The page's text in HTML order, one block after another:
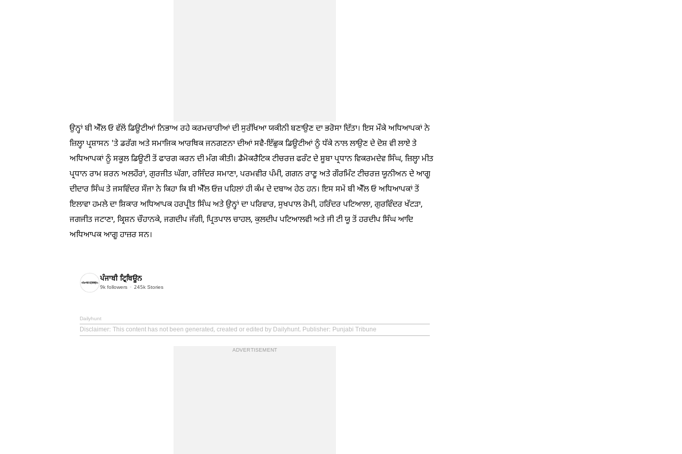
ਉਨ੍ਹਾਂ ਬੀ ਐੱਲ ਓ ਵੱਲੋਂ ਡਿਊਟੀਆਂ ਨਿਭਾਅ ਰਹੇ ਕਰਮਚਾਰੀਆਂ ਦੀ ਸੁਰੱਖਿਆ ਯਕੀਨੀ ਬਣਾਉਣ ਦਾ ਭਰੋਸਾ ਦਿੱਤਾ। ਇਸ ਮੌਕੇ ਅਧਿਆਪਕਾਂ ਨੇ
ਜ਼ਿਲ੍ਹਾ ਪ੍ਰਸ਼ਾਸਨ 'ਤੇ ਡਰੱਗ ਅਤੇ ਸਮਾਜਿਕ ਆਰਥਿਕ ਜਨਗਣਨਾ ਦੀਆਂ ਸਵੈ-ਇੱਛੁਕ ਡਿਊਟੀਆਂ ਨੂੰ ਧੱਕੇ ਨਾਲ ਲਾਉਣ ਦੇ ਦੋਸ਼ ਵੀ ਲਾਏ ਤੇ
ਅਧਿਆਪਕਾਂ ਨੂੰ ਸਕੂਲ ਡਿਊਟੀ ਤੋਂ ਫਾਰਗ ਕਰਨ ਦੀ ਮੰਗ ਕੀਤੀ। ਡੈਮੋਕਰੈਟਿਕ ਟੀਚਰਜ਼ ਫਰੰਟ ਦੇ ਸੂਬਾ ਪ੍ਰਧਾਨ ਵਿਕਰਮਦੇਵ ਸਿੰਘ, ਜ਼ਿਲ੍ਹਾ ਮੀਤ
ਪ੍ਰਧਾਨ ਰਾਮ ਸ਼ਰਨ ਅਲਹੌਰਾਂ, ਗੁਰਜੀਤ ਘੱਗਾ, ਰਜਿੰਦਰ ਸਮਾਣਾ, ਪਰਮਵੀਰ ਪੰਮੀ, ਗਗਨ ਰਾਣੂ ਅਤੇ ਗੌਰਮਿੰਟ ਟੀਚਰਜ਼ ਯੂਨੀਅਨ ਦੇ ਆਗੂ
ਦੀਦਾਰ ਸਿੰਘ ਤੇ ਜਸਵਿੰਦਰ ਸੌਜਾ ਨੇ ਕਿਹਾ ਕਿ ਬੀ ਐੱਲ ਓਜ਼ ਪਹਿਲਾਂ ਹੀ ਕੰਮ ਦੇ ਦਬਾਅ ਹੇਠ ਹਨ। ਇਸ ਸਮੇਂ ਬੀ ਐੱਲ ਓ ਅਧਿਆਪਕਾਂ ਤੋਂ
ਇਲਾਵਾ ਹਮਲੇ ਦਾ ਸ਼ਿਕਾਰ ਅਧਿਆਪਕ ਹਰਪ੍ਰੀਤ ਸਿੰਘ ਅਤੇ ਉਨ੍ਹਾਂ ਦਾ ਪਰਿਵਾਰ, ਸੁਖਪਾਲ ਰੋਮੀ, ਹਰਿੰਦਰ ਪਟਿਆਲਾ, ਗੁਰਵਿੰਦਰ ਖੱਟੜਾ,
ਜਗਜੀਤ ਜਟਾਣਾ, ਕ੍ਰਿਸ਼ਨ ਚੌਹਾਨਕੇ, ਜਗਦੀਪ ਜੱਗੀ, ਪ੍ਰਿਤਪਾਲ ਚਾਹਲ, ਕੁਲਦੀਪ ਪਟਿਆਲਵੀ ਅਤੇ ਜੀ ਟੀ ਯੂ ਤੋਂ ਹਰਦੀਪ ਸਿੰਘ ਆਦਿ
ਅਧਿਆਪਕ ਆਗੂ ਹਾਜ਼ਰ ਸਨ।
ਪੰਜਾਬੀ ਟ੍ਰਿਬਿਊਨ
9k followers 245k Stories
Dailyhunt
Disclaimer: This content has not been generated, created or edited by Dailyhunt. Publisher: Punjabi Tribune
ADVERTISEMENT